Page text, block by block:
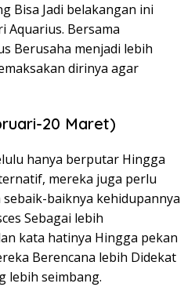
Bisa Jadi belakangan ini
Aquarius. Bersama
Berusaha menjadi lebih
dirinya agar
20 Maret)
hanya berputar Hingga
mereka juga perlu
baiknya kehidupannya
Sebagai lebih
kata hatinya Hingga pekan
Berencana lebih Didekat
lebih seimbang.